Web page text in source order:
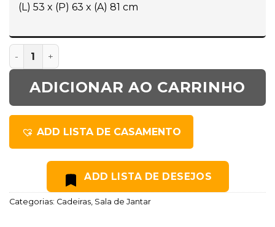
(L) 53 x (P) 63 x (A) 81 cm
ADICIONAR AO CARRINHO
ADD LISTA DE CASAMENTO
ADD LISTA DE DESEJOS
Categorias: Cadeiras, Sala de Jantar